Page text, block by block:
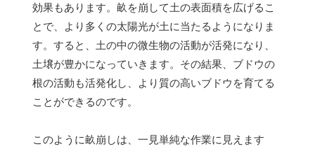
効果もあります。畝を崩して土の表面積を広げるこ
とで、より多くの太陽光が土に当たるようになりま
す。すると、土の中の微生物の活動が活発になり、
土壌が豊かになっていきます。その結果、ブドウの
根の活動も活発化し、より質の高いブドウを育てる
ことができるのです。
このように畝崩しは、一見単純な作業に見えます